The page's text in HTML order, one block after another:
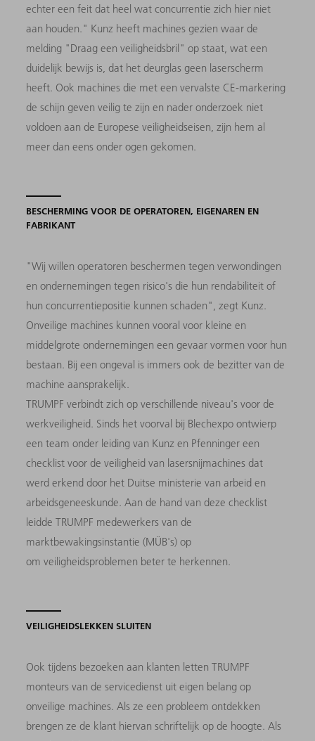
echter een feit dat heel wat concurrentie zich hier niet
aan houden." Kunz heeft machines gezien waar de
melding "Draag een veiligheidsbril" op staat, wat een
duidelijk bewijs is, dat het deurglas geen laserscherm
heeft. Ook machines die met een vervalste CE-markering
de schijn geven veilig te zijn en nader onderzoek niet
voldoen aan de Europese veiligheidseisen, zijn hem al
meer dan eens onder ogen gekomen.
BESCHERMING VOOR DE OPERATOREN, EIGENAREN EN
FABRIKANT
"Wij willen operatoren beschermen tegen verwondingen
en ondernemingen tegen risico's die hun rendabiliteit of
hun concurrentiepositie kunnen schaden", zegt Kunz.
Onveilige machines kunnen vooral voor kleine en
middelgrote ondernemingen een gevaar vormen voor hun
bestaan. Bij een ongeval is immers ook de bezitter van de
machine aansprakelijk.
TRUMPF verbindt zich op verschillende niveau's voor de
werkveiligheid. Sinds het voorval bij Blechexpo ontwierp
een team onder leiding van Kunz en Pfenninger een
checklist voor de veiligheid van lasersnijmachines dat
werd erkend door het Duitse ministerie van arbeid en
arbeidsgeneeskunde. Aan de hand van deze checklist
leidde TRUMPF medewerkers van de
marktbewakingsinstantie (MÜB's) op
om veiligheidsproblemen beter te herkennen.
VEILIGHEIDSLEKKEN SLUITEN
Ook tijdens bezoeken aan klanten letten TRUMPF
monteurs van de servicedienst uit eigen belang op
onveilige machines. Als ze een probleem ontdekken
brengen ze de klant hiervan schriftelijk op de hoogte. Als